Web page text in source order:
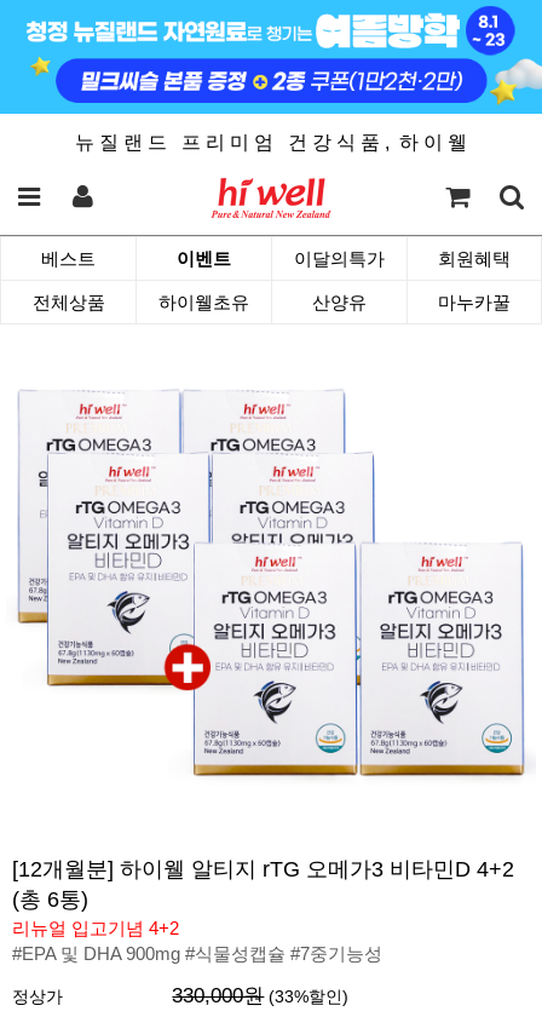
뉴 질 랜 드 프 리 미 엄 건 강 식 품 , 하 이 웰
베스트 이벤트 이달의특가 회원혜택
전체상품 하이웰초유 산양유 마누카꿀
[12개월분] 하이웰 알티지 rTG 오메가3 비타민D 4+2
(총 6통)
리뉴얼 입고기념 4+2
#EPA 및 DHA 900mg #식물성캡슐 #7중기능성
정상가 330,000원 (33%할인)